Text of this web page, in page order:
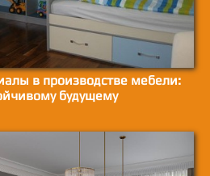
в производстве мебели:
будущему